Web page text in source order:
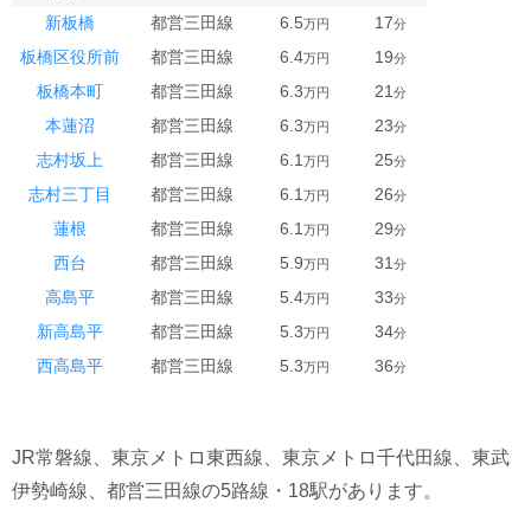
新板橋
都営三田線 6.5万円 17分
板橋区役所前 都営三田線 6.4万円 19分
板橋本町 都営三田線 6.3万円 21分
本蓮沼 都営三田線 6.3万円 23分
志村坂上 都営三田線 6.1万円 25分
志村三丁目 都営三田線 6.1万円 26分
蓮根 都営三田線 6.1万円 29分
西台 都営三田線 5.9万円 31分
高島平 都営三田線 5.4万円 33分
新高島平 都営三田線 5.3万円 34分
西高島平 都営三田線 5.3万円 36分
JR常磐線、東京メトロ東西線、東京メトロ千代田線、東武
伊勢崎線、都営三田線の5路線・18駅があります。